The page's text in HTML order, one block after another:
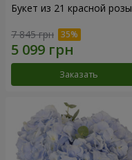
Букет из 21 красной розы
7 845 грн
Заказать